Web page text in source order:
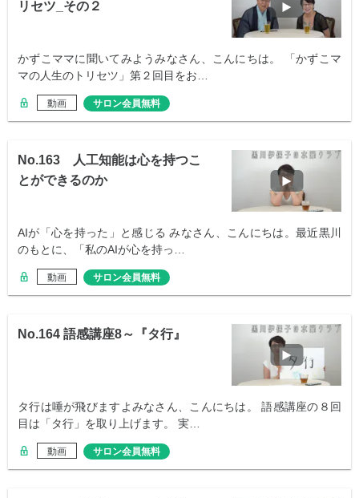
リセツ_その２
かずこママに聞いてみようみなさん、こんにちは。 「かずこマ
マの人生のトリセツ」第２回目をお…
動画 サロン会員無料
No.163 人工知能は心を持つこ
とができるのか
AIが「心を持った」と感じる みなさん、こんにちは。最近黒川
のもとに、「私のAIが心を持っ…
動画 サロン会員無料
No.164 語感講座8～『タ行』
タ行は唾が飛びますよみなさん、こんにちは。 語感講座の８回
目は「タ行」を取り上げます。 実…
動画 サロン会員無料